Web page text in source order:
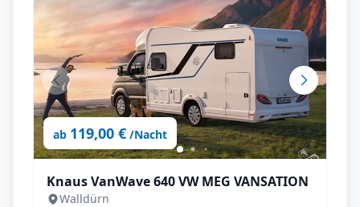
ab 119,00 € /Nacht
Knaus VanWave 640 VW MEG VANSATION
Walldürn